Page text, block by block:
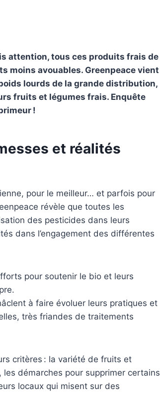
attention, tous ces produits frais de
moins avouables. Greenpeace vient
lourds de la grande distribution,
fruits et légumes frais. Enquête
!
et réalités
pour le meilleur… et parfois pour
révèle que toutes les
des pesticides dans leurs
dans l’engagement des différentes
pour soutenir le bio et leurs
à faire évoluer leurs pratiques et
très friandes de traitements
critères : la variété de fruits et
démarches pour supprimer certains
locaux qui misent sur des